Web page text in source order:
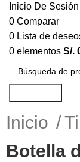
Inicio De
0 Comparar
0 Lista de
0 elementos S/.
Inicio
Botella